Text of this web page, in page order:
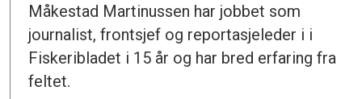
Måkestad Martinussen har jobbet som
journalist, frontsjef og reportasjeleder i i
Fiskeribladet i 15 år og har bred erfaring fra
feltet.